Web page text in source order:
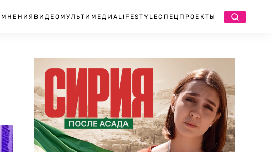
МНЕНИЯ ВИДЕО МУЛЬТИМЕДИА LIFESTYLEСПЕЦПРОЕКТЫ